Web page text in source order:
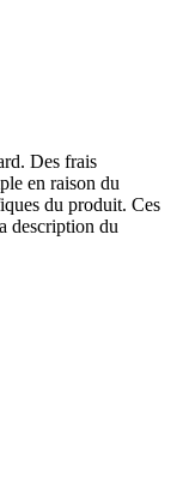
Des frais
en raison du
du produit. Ces
description du